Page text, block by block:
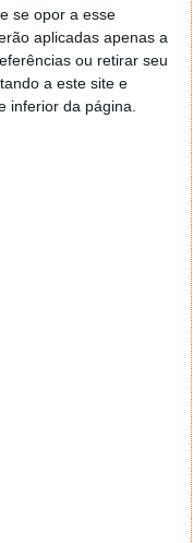
se opor a esse
aplicadas apenas a
ou retirar seu
a este site e
inferior da página.
sela especial,
Camp Theme -
o nosso